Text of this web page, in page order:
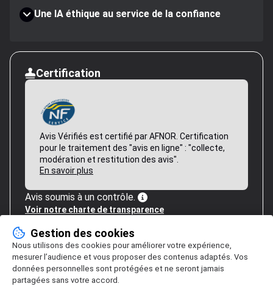
Une IA éthique au service de la confiance
Certification
Avis Vérifiés est certifié par AFNOR. Certification
pour le traitement des "avis en ligne" : "collecte,
modération et restitution des avis".
En savoir plus
Avis soumis à un contrôle.
Voir notre charte de transparence
Gestion des cookies
Nous utilisons des cookies pour améliorer votre expérience,
mesurer l’audience et vous proposer des contenus adaptés. Vos
données personnelles sont protégées et ne seront jamais
partagées sans votre accord.